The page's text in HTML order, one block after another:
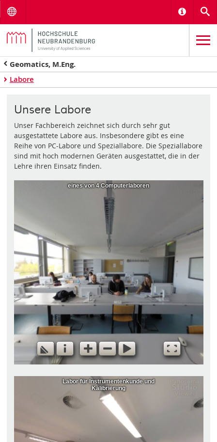
Geomatics, M.Eng.
Labore
Unsere Labore
Unser Fachbereich zeichnet sich durch sehr gut
ausgestattete Labore aus. Insbesondere gibt es eine
Reihe von PC-Labore und Speziallabore. Die Speziallabore
sind mit hoch modernen Geräten ausgestattet, die in der
Lehre ihren Einsatz finden.